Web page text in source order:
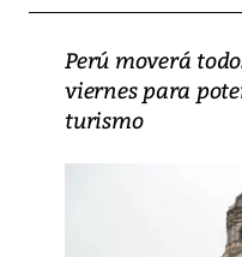
Perú moverá
viernes para
turismo